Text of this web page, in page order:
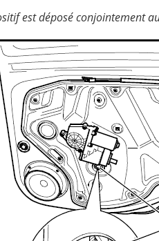
est déposé conjointement